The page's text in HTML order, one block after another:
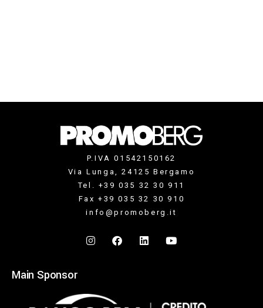
P.IVA 01542150162
Via Lunga, 24125 Bergamo
Tel. +39 035 32 30 911
Fax +39 035 32 30 910
info@promoberg.it
Main Sponsor